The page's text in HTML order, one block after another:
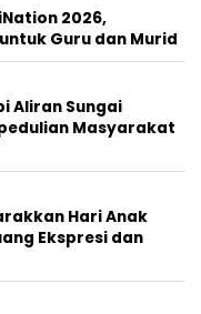
2026,
Guru dan Murid
Aliran Sungai
Masyarakat
Hari Anak
Ekspresi dan